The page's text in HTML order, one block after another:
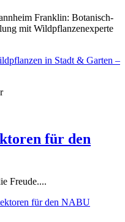
Franklin: Botanisch-
mit Wildpflanzenexperte
in Stadt & Garten –
für den
Freude....
für den NABU